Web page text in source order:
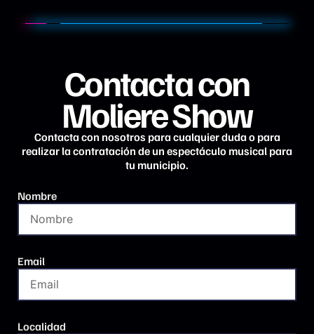
Contacta con
Moliere Show
Contacta con nosotros para cualquier duda o para
realizar la contratación de un espectáculo musical para
tu municipio.
Nombre
Email
Localidad